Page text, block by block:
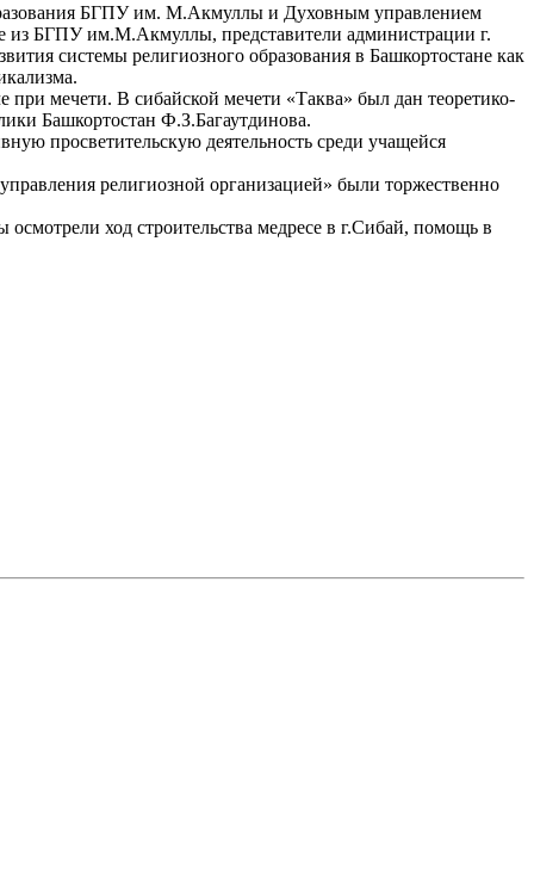
БГПУ им. М.Акмуллы и Духовным управлением
из БГПУ им.М.Акмуллы, представители администрации г.
системы религиозного образования в Башкортостане как
при мечети. В сибайской мечети «Таква» был дан теоретико-
Башкортостан Ф.З.Багаутдинова.
просветительскую деятельность среди учащейся
религиозной организацией» были торжественно
ход строительства медресе в г.Сибай, помощь в